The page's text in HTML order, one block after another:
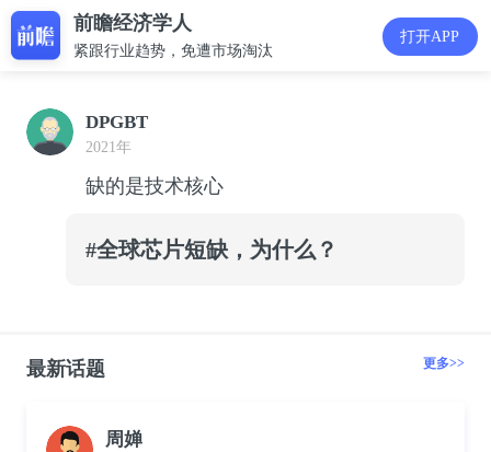
前瞻经济学人
紧跟行业趋势，免遭市场淘汰
打开APP
DPGBT
2021年
缺的是技术核心
#全球芯片短缺，为什么？
最新话题 更多>>
周婵